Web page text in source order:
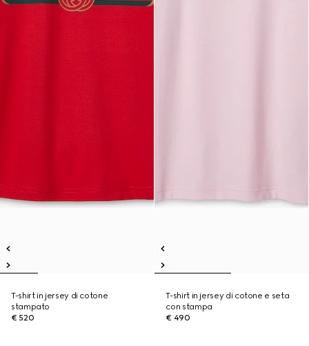
T-shirt in jersey di cotone
stampato
€ 520
T-shirt in jersey di cotone e seta
con stampa
€ 490